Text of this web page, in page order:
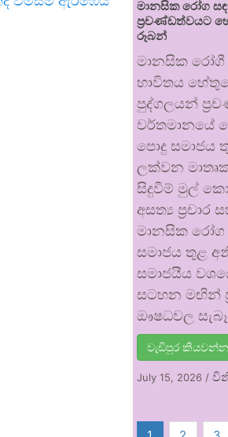
මානසික රෝග
ප්‍රචණ්ඩත්වයට
රූබන්
මානසික රෝගී
භාවිතය
පුද්ගලයන්
වර්තමානයේ
පොදු සමාජය
ලක්වන
සිදුවීම් මුල්
අසත්‍ය
මානසික රෝග
සමාජය තුළ
සමාජයීය
සටහන මඟින්
ඖෂධවල
වැඩිපුර කියවන්න
July 15, 2026 /